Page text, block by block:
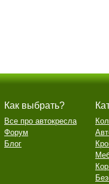
Как выбрать?
Все про автокресла
Форум
Блог